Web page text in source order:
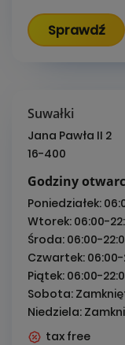
Sprawdź
Suwałki
Jana Pawła II 2
16-400
Godziny
Poniedziałek:
Wtorek: 06:00-
Środa: 06:00-
Czwartek: 06:00-
Piątek: 06:00-
Sobota:
Niedziela:
tax free